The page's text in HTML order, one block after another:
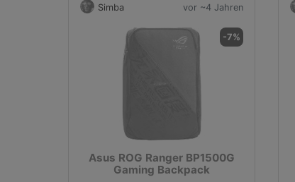
Simba vor ~4 Jahren
-7%
Asus ROG Ranger BP1500G
Gaming Backpack